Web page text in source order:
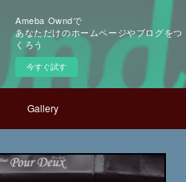
Ameba Owndで
あなただけのホームページやブログをつ
くろう
今すぐ試す
Gallery